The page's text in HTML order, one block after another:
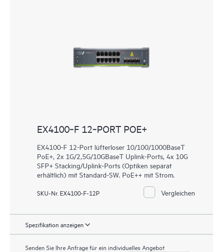
EX4100‑F 12‑PORT POE+
EX4100-F 12-Port lüfterloser 10/100/1000BaseT
PoE+, 2x 1G/2,5G/10GBaseT Uplink-Ports, 4x 10G
SFP+ Stacking/Uplink-Ports (Optiken separat
erhältlich) mit Standard-SW. PoE++ mit Strom.
SKU-Nr. EX4100-F-12P Vergleichen
Spezifikation anzeigen
Senden Sie Ihre Anfrage für ein individuelles Angebot